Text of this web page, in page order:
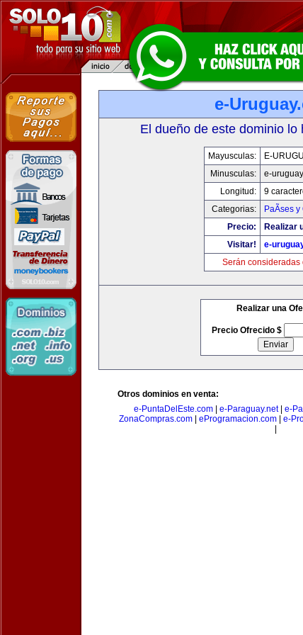
e-
El dueño de este dominio lo
Mayusculas:
E-
Minusculas:
e-
Longitud:
9
Categorias:
PaÃ­ses
Precio:
Realizar
Visitar!
e-
Serán consideradas
Realizar una
Precio Ofrecido $
Otros dominios en venta:
e-PuntaDelEste.com
e-Paraguay.net| e-
ZonaCompras.com
eProgramacion.com e-